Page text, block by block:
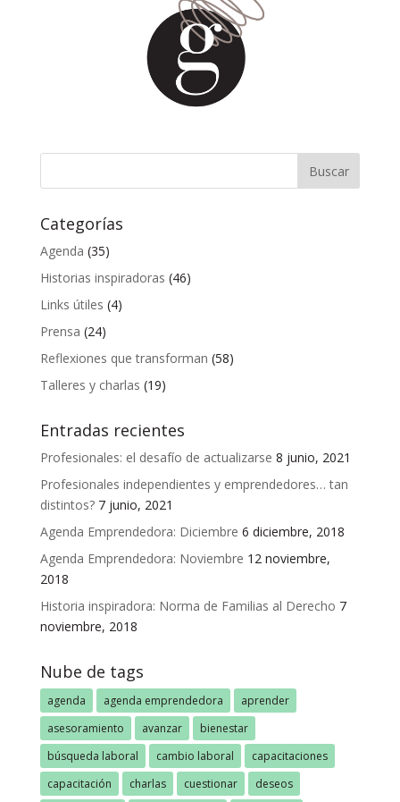
Categorías
Agenda (35)
Historias inspiradoras (46)
Links útiles (4)
Prensa (24)
Reflexiones que transforman (58)
Talleres y charlas (19)
Entradas recientes
Profesionales: el desafío de actualizarse 8 junio, 2021
Profesionales independientes y emprendedores… tan
distintos? 7 junio, 2021
Agenda Emprendedora: Diciembre 6 diciembre, 2018
Agenda Emprendedora: Noviembre 12 noviembre,
2018
Historia inspiradora: Norma de Familias al Derecho 7
noviembre, 2018
Nube de tags
agenda agenda emprendedora
aprender
asesoramiento
avanzar
bienestar
búsqueda laboral
cambio laboral
capacitaciones
capacitación
charlas cuestionar
deseos